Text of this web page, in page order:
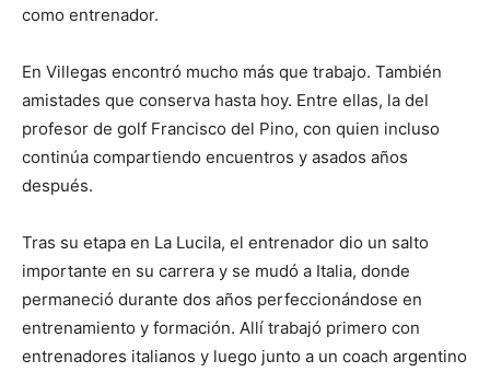
como entrenador.
En Villegas encontró mucho más que trabajo. También
amistades que conserva hasta hoy. Entre ellas, la del
profesor de golf Francisco del Pino, con quien incluso
continúa compartiendo encuentros y asados años
después.
Tras su etapa en La Lucila, el entrenador dio un salto
importante en su carrera y se mudó a Italia, donde
permaneció durante dos años perfeccionándose en
entrenamiento y formación. Allí trabajó primero con
entrenadores italianos y luego junto a un coach argentino